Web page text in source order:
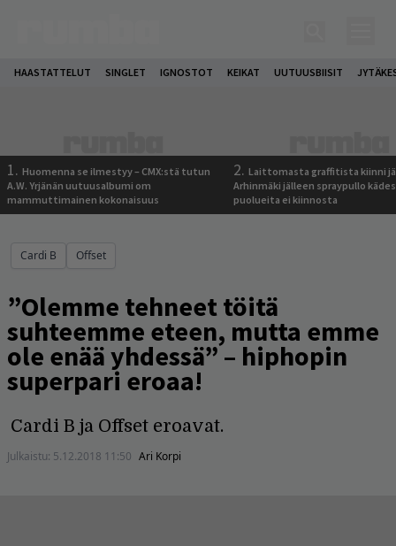
HAASTATTELUT SINGLET IGNOSTOT KEIKAT UUTUUSBIISIT
1. Huomenna se ilmestyy – CMX:stä tutun
A.W. Yrjänän uutuusalbumi om
mammuttimainen kokonaisuus
2. Laittomasta graffitista kiinni
Arhinmäki jälleen spraypullo
puolueita ei kiinnosta
Cardi B Offset
”Olemme tehneet töitä
suhteemme eteen, mutta emme
ole enää yhdessä” – hiphopin
superpari eroaa!
Cardi B ja Offset eroavat.
Julkaistu: 5.12.2018 11:50 Ari Korpi